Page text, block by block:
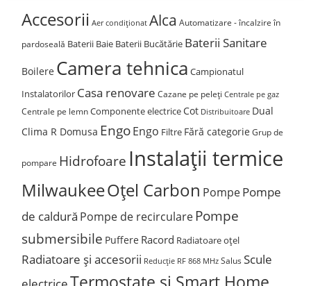
Accesorii Aer condiționat Alca Automatizare - încalzire în
pardoseală Baterii Baie Baterii Bucătărie Baterii Sanitare
Boilere Camera tehnica Campionatul
Instalatorilor Casa renovare Cazane pe peleți Centrale pe gaz
Centrale pe lemn Componente electrice Cot Distribuitoare Dual
Clima R Domusa EngoEngo Filtre Fără categorie Grup de
pompare Hidrofoare Instalații termice
MilwaukeeOțel Carbon PompePompe
de caldură Pompe de recircularePompe
submersibile Puffere Racord Radiatoare oțel
Radiatoare și accesorii Reducție RF 868 MHz Salus Scule